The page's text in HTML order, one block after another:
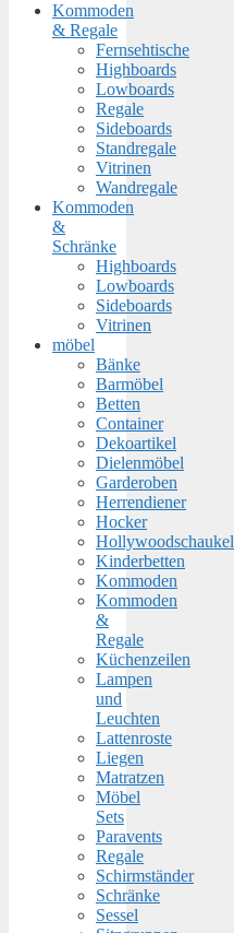
Kommoden
& Regale
Fernsehtische
Highboards
Lowboards
Regale
Sideboards
Standregale
Vitrinen
Wandregale
Kommoden
&
Schränke
Highboards
Lowboards
Sideboards
Vitrinen
möbel
Bänke
Barmöbel
Betten
Container
Dekoartikel
Dielenmöbel
Garderoben
Herrendiener
Hocker
Hollywoodschaukel
Kinderbetten
Kommoden
Kommoden
&
Regale
Küchenzeilen
Lampen
und
Leuchten
Lattenroste
Liegen
Matratzen
Möbel
Sets
Paravents
Regale
Schirmständer
Schränke
Sessel